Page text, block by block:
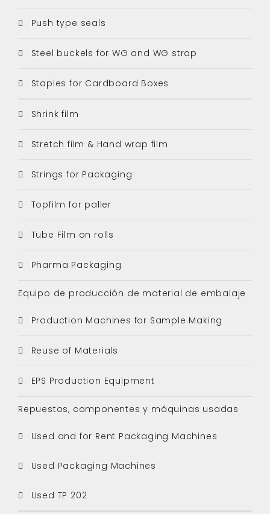
Push type seals
Steel buckels for WG and WG strap
Staples for Cardboard Boxes
Shrink film
Stretch film & Hand wrap film
Strings for Packaging
Topfilm for paller
Tube Film on rolls
Pharma Packaging
Equipo de producción de material de embalaje
Production Machines for Sample Making
Reuse of Materials
EPS Production Equipment
Repuestos, componentes y máquinas usadas
Used and for Rent Packaging Machines
Used Packaging Machines
Used TP 202